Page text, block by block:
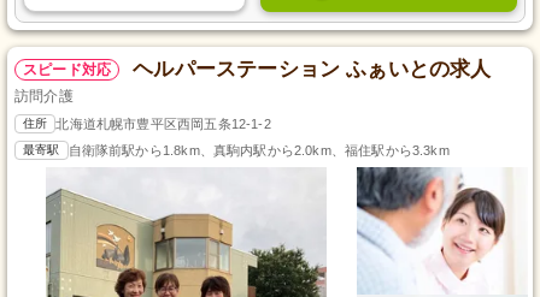
スピード対応 ヘルパーステーション ふぁいとの求人
訪問介護
住所 北海道札幌市豊平区西岡五条12-1-2
最寄駅 自衛隊前駅から1.8km、真駒内駅から2.0km、福住駅から3.3km